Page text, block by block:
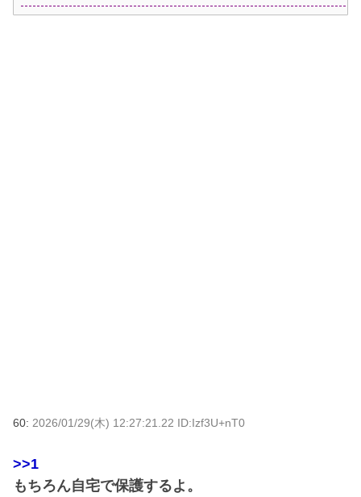
60: 2026/01/29(木) 12:27:21.22 ID:Izf3U+nT0
>>1
もちろん自宅で保護するよ。